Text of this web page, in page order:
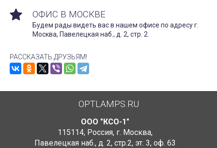
ОФИС В МОСКВЕ
Будем рады видеть вас в нашем офисе по адресу г.
Москва, Павелецкая наб., д. 2, стр. 2.
РАССКАЗАТЬ ДРУЗЬЯМ!
OPTLAMPS.RU
ООО "КСО-1"
115114, Россия, г. Москва,
Павелецкая наб., д. 2, стр.2, эт. 3, оф. 63